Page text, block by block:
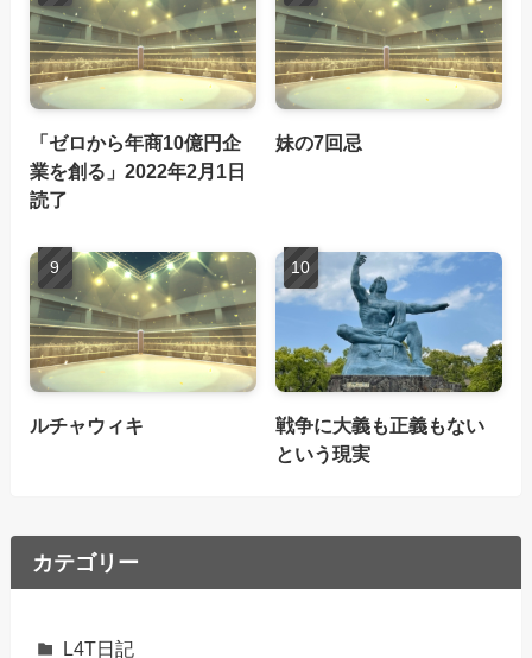
「ゼロから年商10億円企
業を創る」2022年2月1日
読了
妹の7回忌
ルチャウィキ
戦争に大義も正義もない
という現実
カテゴリー
L4T日記